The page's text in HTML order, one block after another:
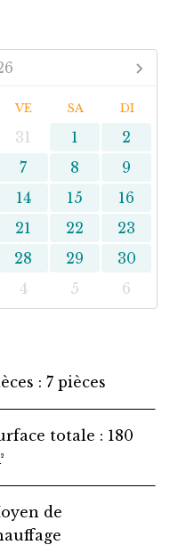
VE SA DI
31 1
2
7 8
9
14 15
16
21 22
23
28 29
30
4 5 6
7 pièces
totale
180
de